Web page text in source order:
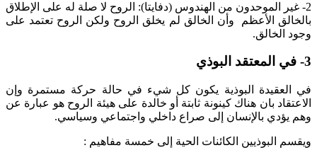
2- غير الموحدون من الهندوس (دفايتا): الروح لا صلة له على الإطلاق
بالخالق الأعظم وأن الخالق لم يخلق الروح ولكن الروح تعتمد على
وجود الخالق.
3- في المعتقد البوذي
في العقيدة البوذية يكون كل شيء في حالة حركة مستمرة وإن
الاعتقاد بان هناك كينونة ثابتة أو خالدة على هيئة الروح هو عبارة عن
وهم يؤدي بالإنسان إلى صراع داخلي واجتماعي وسياسي.
ويقسم البوذيين الكائنات الحية إلى خمسة مفاهيم :